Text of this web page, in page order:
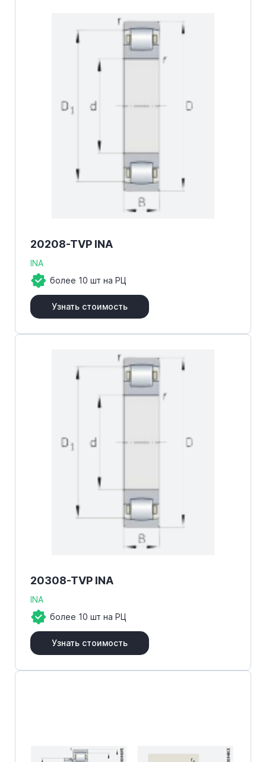
20208-TVP INA
INA
более 10 шт на РЦ
Узнать стоимость
20308-TVP INA
INA
более 10 шт на РЦ
Узнать стоимость